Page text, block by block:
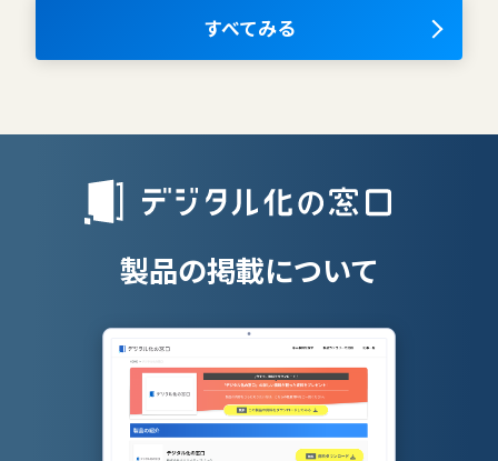
OKRツール
授業支援シス
すべてみる
製品の掲載について